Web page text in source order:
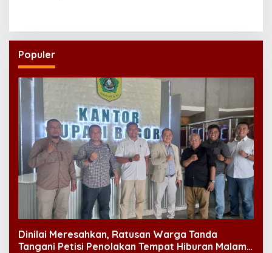
Populer
Dinilai Meresahkan, Ratusan Warga Tanda
Tangani Petisi Penolakan Tempat Hiburan Malam